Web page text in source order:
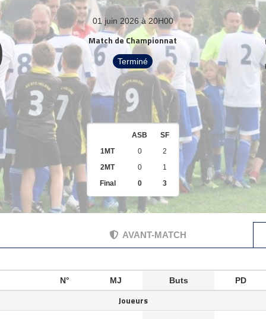
01 juin 2026 à 20H00
Match de Championnat
Terminé
ASB
SF
1MT
0
2
2MT
0
1
Final
0 3
AVANT-MATCH
N° MJ Buts PD
Joueurs